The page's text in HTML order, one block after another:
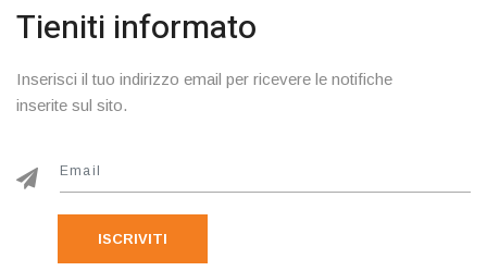
Tieniti informato
Inserisci il tuo indirizzo email per ricevere le notifiche
inserite sul sito.
ISCRIVITI